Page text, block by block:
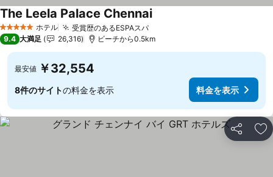
5 ホテルのランク
ホテル 受賞歴のあるESPAスパ
The Leela Palace Chennai
9.4 大満足 26,316 ビーチから0.5km
最安値 ￥32,554
8件のサイトの料金を表示 料金を表示
シェア お